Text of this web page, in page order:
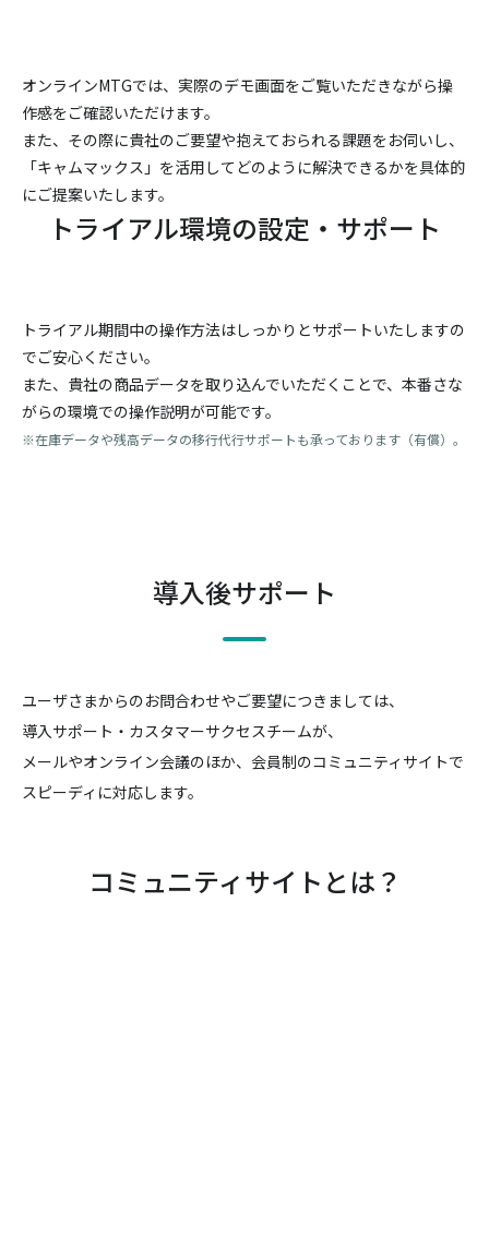
オンラインMTGでは、実際のデモ画面をご覧いただきながら操
作感をご確認いただけます。
また、その際に貴社のご要望や抱えておられる課題をお伺いし、
「キャムマックス」を活用してどのように解決できるかを具体的
にご提案いたします。
トライアル環境の設定・サポート
トライアル期間中の操作方法はしっかりとサポートいたしますの
でご安心ください。
また、貴社の商品データを取り込んでいただくことで、本番さな
がらの環境での操作説明が可能です。
※在庫データや残高データの移行代行サポートも承っております（有償）。
導入後サポート
ユーザさまからのお問合わせやご要望につきましては、
導入サポート・カスタマーサクセスチームが、
メールやオンライン会議のほか、会員制のコミュニティサイトで
スピーディに対応します。
コミュニティサイトとは？